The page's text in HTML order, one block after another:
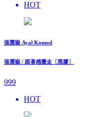
HOT
張震嶽 Ayal Komod
張震嶽 / 跟著感覺走〔黑膠〕
999
HOT